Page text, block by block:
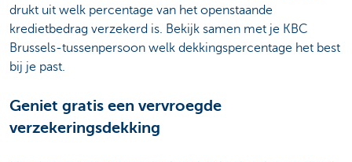
drukt uit welk percentage van het openstaande
kredietbedrag verzekerd is. Bekijk samen met je KBC
Brussels-tussenpersoon welk dekkingspercentage het best
bij je past.
Geniet gratis een vervroegde
verzekeringsdekking